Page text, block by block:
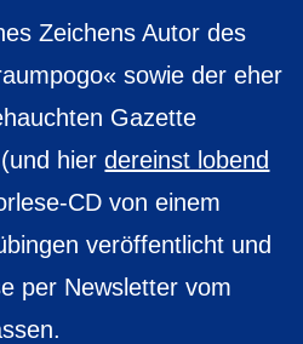
Zeichens Autor des
sowie der eher
Gazette
(und hierdereinst lobend
CD von einem
veröffentlicht und
per Newsletter vom